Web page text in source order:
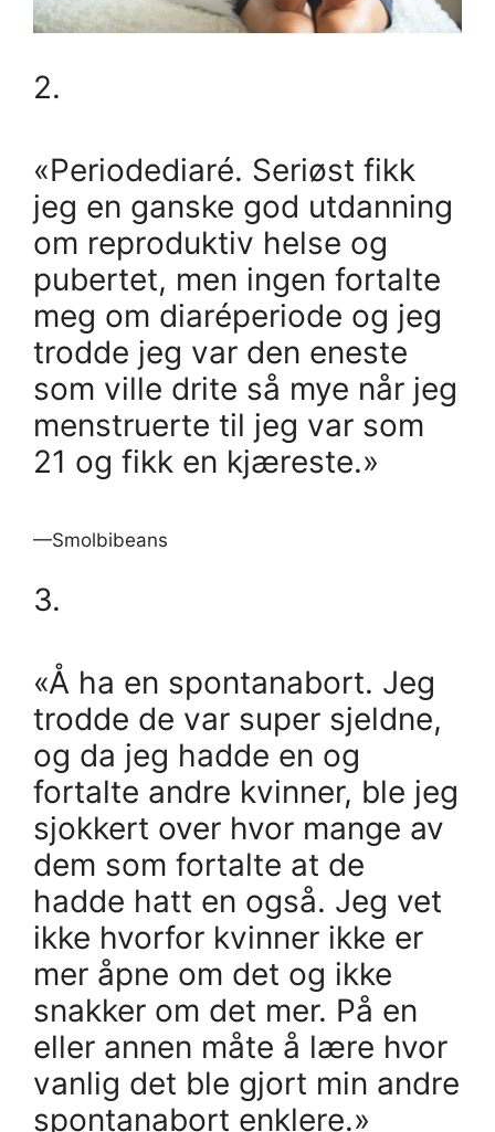
2.
«Periodediaré. Seriøst fikk
jeg en ganske god utdanning
om reproduktiv helse og
pubertet, men ingen fortalte
meg om diaréperiode og jeg
trodde jeg var den eneste
som ville drite så mye når jeg
menstruerte til jeg var som
21 og fikk en kjæreste.»
—Smolbibeans
3.
«Å ha en spontanabort. Jeg
trodde de var super sjeldne,
og da jeg hadde en og
fortalte andre kvinner, ble jeg
sjokkert over hvor mange av
dem som fortalte at de
hadde hatt en også. Jeg vet
ikke hvorfor kvinner ikke er
mer åpne om det og ikke
snakker om det mer. På en
eller annen måte å lære hvor
vanlig det ble gjort min andre
spontanabort enklere.»